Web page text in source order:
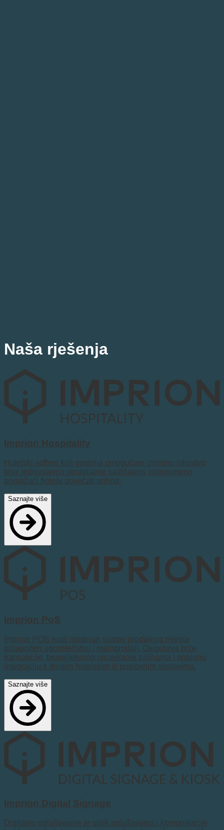
Naša rješenja
Imprion Hospitality
Hotelski softver koji gostima omogućuje iznimno iskustvo
kroz jednostavno upravljanje sadržajem, istovremeno
pomažući hotelu povećati prihod.
Saznajte više
Imprion PoS
Imprion POS nudi moderan sustav prodajnog mjesta
prilagođen ugostiteljstvu i maloprodaji. Osigurava brze
transakcije, besprijekorno upravljanje zalihama i potpunu
integraciju s drugim hotelskim ili poslovnim sustavima.
Saznajte više
Imprion Digital Signage
Digitalno oglašavanje je oblik oglašavanja i komunikacije